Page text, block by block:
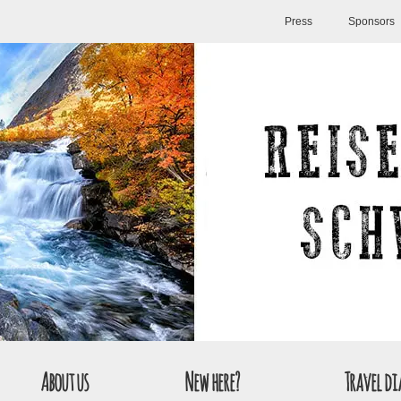
Press Sponsors
About us New here? Travel